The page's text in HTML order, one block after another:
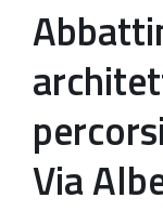
Via